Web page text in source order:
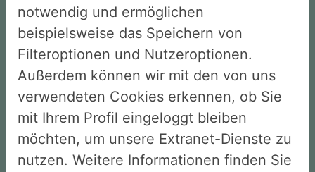
Gesamtbewertung unserer
Kunden 4,8
9 von 10 Teilnehmenden verlassen das
Seminar als Nichtraucher
notwendig und ermöglichen
beispielsweise das Speichern von
Filteroptionen und Nutzeroptionen.
Außerdem können wir mit den von uns
verwendeten Cookies erkennen, ob Sie
mit Ihrem Profil eingeloggt bleiben
möchten, um unsere Extranet-Dienste zu
nutzen. Weitere Informationen finden Sie